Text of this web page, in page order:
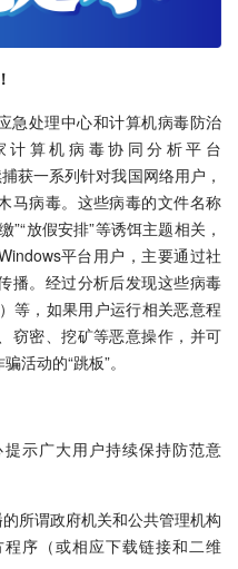
急处理中心和计算机病毒防治
算机病毒协同分析平台
获一系列针对我国网络用户，
马病毒。这些病毒的文件名称
”“放假安排”等诱饵主题相关，
平台用户，主要通过社
播。经过分析后发现这些病毒
等，如果用户运行相关恶意程
窃密、挖矿等恶意操作，并可
活动的“跳板”。
示广大用户持续保持防范意
所谓政府机关和公共管理机构
序（或相应下载链接和二维